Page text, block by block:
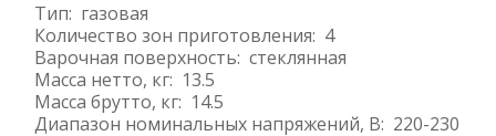
Тип: газовая
Количество зон приготовления: 4
Варочная поверхность: стеклянная
Масса нетто, кг: 13.5
Масса брутто, кг: 14.5
Диапазон номинальных напряжений, В: 220-230